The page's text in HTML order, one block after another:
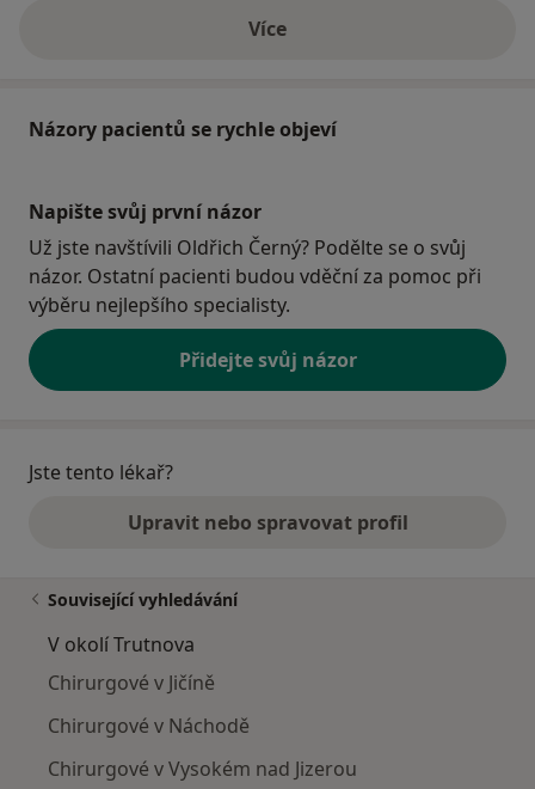
Víceo adrese
Názory pacientů se rychle objeví
Napište svůj první názor
Už jste navštívili Oldřich Černý? Podělte se o svůj
názor. Ostatní pacienti budou vděční za pomoc při
výběru nejlepšího specialisty.
Přidejte svůj názor
Jste tento lékař?
Upravit nebo spravovat profil
Související vyhledávání
V okolí Trutnova
Chirurgové v Jičíně
Chirurgové v Náchodě
Chirurgové v Vysokém nad Jizerou